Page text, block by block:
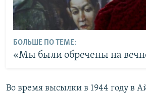
БОЛЬШЕ ПО ТЕМЕ:
«Мы были обречены на
Во время высылки в 1944 году в